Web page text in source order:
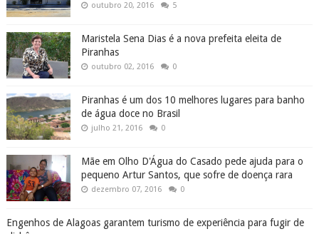
outubro 20, 2016 5
Maristela Sena Dias é a nova prefeita eleita de
Piranhas
outubro 02, 2016 0
Piranhas é um dos 10 melhores lugares para banho
de água doce no Brasil
julho 21, 2016 0
Mãe em Olho D'Água do Casado pede ajuda para o
pequeno Artur Santos, que sofre de doença rara
dezembro 07, 2016 0
Engenhos de Alagoas garantem turismo de experiência para fugir de